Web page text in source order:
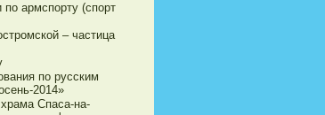
по армспорту (спорт
– частица
по русским
2014»
Спаса-на-